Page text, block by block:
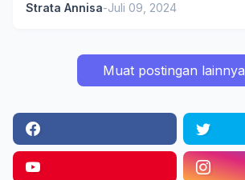
Strata Annisa-Juli 09, 2024
Muat postingan lainnya